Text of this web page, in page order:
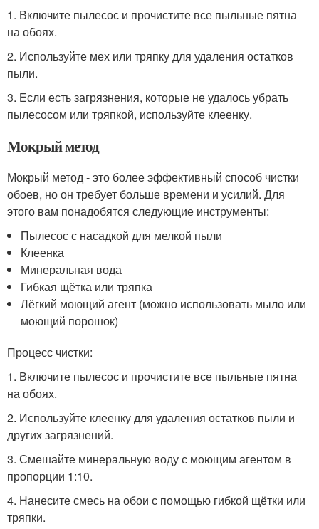
1. Включите пылесос и прочистите все пыльные пятна
на обоях.
2. Используйте мех или тряпку для удаления остатков
пыли.
3. Если есть загрязнения, которые не удалось убрать
пылесосом или тряпкой, используйте клеенку.
Мокрый метод
Мокрый метод - это более эффективный способ чистки
обоев, но он требует больше времени и усилий. Для
этого вам понадобятся следующие инструменты:
Пылесос с насадкой для мелкой пыли
Клеенка
Минеральная вода
Гибкая щётка или тряпка
Лёгкий моющий агент (можно использовать мыло или
моющий порошок)
Процесс чистки:
1. Включите пылесос и прочистите все пыльные пятна
на обоях.
2. Используйте клеенку для удаления остатков пыли и
других загрязнений.
3. Смешайте минеральную воду с моющим агентом в
пропорции 1:10.
4. Нанесите смесь на обои с помощью гибкой щётки или
тряпки.